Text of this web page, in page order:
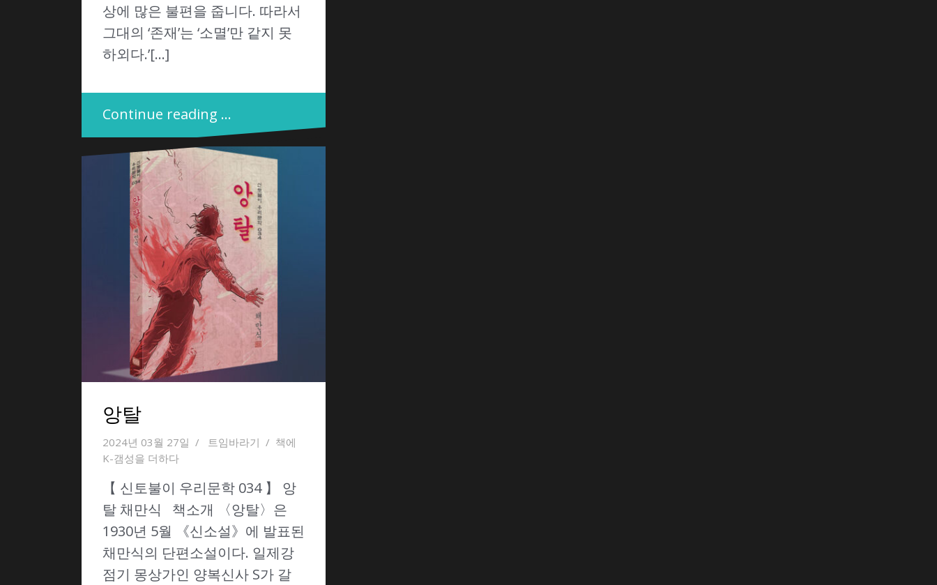
상에 많은 불편을 줍니다. 따라서
그대의 ‘존재’는 ‘소멸’만 같지 못
하외다.’[…]
Continue reading …
앙탈
2024년 03월 27일 트임바라기
책에
K-갬성을 더하다
【 신토불이 우리문학 034 】 앙
탈 채만식 책소개 〈앙탈〉은
1930년 5월 《신소설》에 발표된
채만식의 단편소설이다. 일제강
점기 몽상가인 양복신사 S가 갈